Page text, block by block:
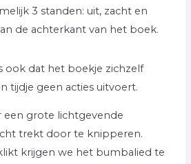
3 standen: uit, zacht en
de achterkant van het boek.
ook dat het boekje zichzelf
tijdje geen acties uitvoert.
een grote lichtgevende
trekt door te knipperen.
krijgen we het bumbalied te